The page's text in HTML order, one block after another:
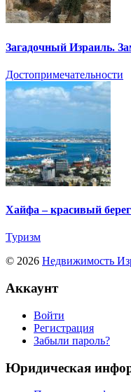
Загадочный Израиль.
Достопримечательности
Хайфа – красивый берег
Туризм
© 2026 Недвижимость
Аккаунт
Войти
Регистрация
Забыли пароль?
Юридическая